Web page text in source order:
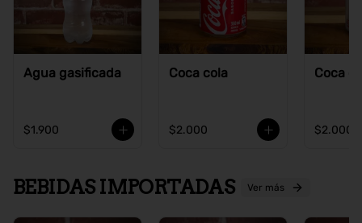
Agua gasificada
$1.900
Coca cola
$2.000
Coca
$2.000
BEBIDAS IMPORTADAS Ver más